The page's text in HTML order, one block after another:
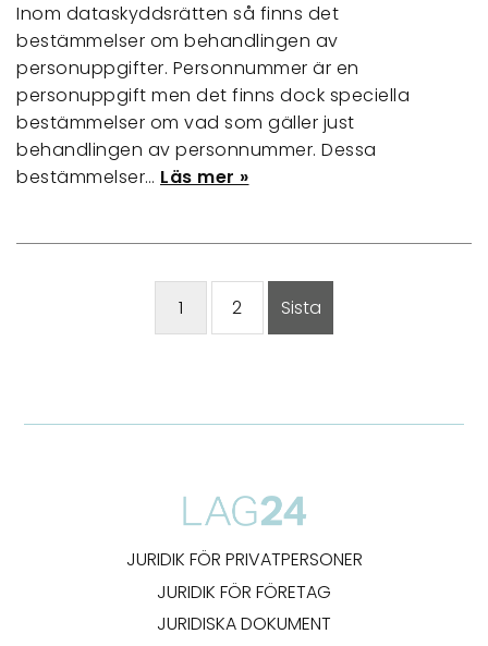
Inom dataskyddsrätten så finns det
bestämmelser om behandlingen av
personuppgifter. Personnummer är en
personuppgift men det finns dock speciella
bestämmelser om vad som gäller just
behandlingen av personnummer. Dessa
bestämmelser… Läs mer »
1 2 Sista
JURIDIK FÖR PRIVATPERSONER
JURIDIK FÖR FÖRETAG
JURIDISKA DOKUMENT